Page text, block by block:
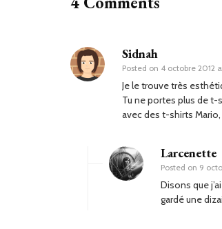
Sidnah
Posted on 4 octobre 2012
Je le trouve très
Tu ne portes plus de t-
avec des t-shirts Mario,
Larcenette
Posted on 9
Disons que
gardé une